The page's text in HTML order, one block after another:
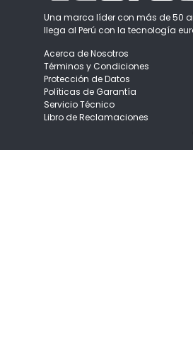
Una marca líder con más de 50
llega al Perú con la tecnología
Acerca de Nosotros
Términos y Condiciones
Protección de Datos
Políticas de Garantía
Servicio Técnico
Libro de Reclamaciones